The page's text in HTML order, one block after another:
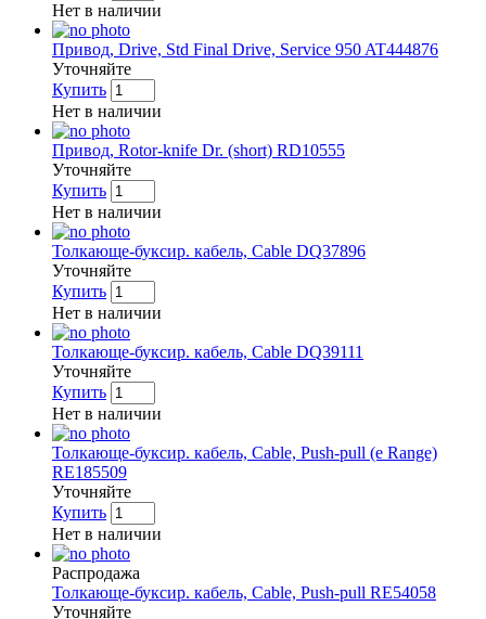
Нет в наличии
Привод, Drive, Std Final Drive, Service 950 AT444876
Уточняйте
Купить
Нет в наличии
Привод, Rotor-knife Dr. (short) RD10555
Уточняйте
Купить
Нет в наличии
Толкающе-буксир. кабель, Cable DQ37896
Уточняйте
Купить
Нет в наличии
Толкающе-буксир. кабель, Cable DQ39111
Уточняйте
Купить
Нет в наличии
Толкающе-буксир. кабель, Cable, Push-pull (e Range)
RE185509
Уточняйте
Купить
Нет в наличии
Распродажа
Толкающе-буксир. кабель, Cable, Push-pull RE54058
Уточняйте